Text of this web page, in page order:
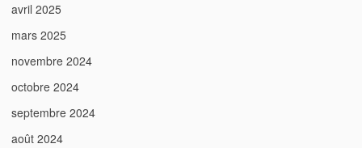
avril 2025
mars 2025
novembre 2024
octobre 2024
septembre 2024
août 2024